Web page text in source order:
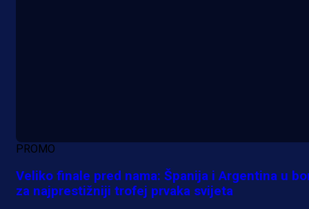
PROMO
Veliko finale pred nama: Španija i Argentina u
za najprestižniji trofej prvaka svijeta